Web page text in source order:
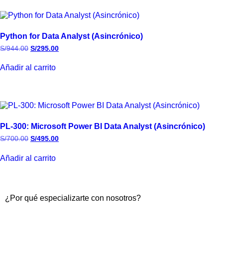
Python for Data Analyst (Asincrónico)
S/944.00 S/295.00
Añadir al carrito
PL-300: Microsoft Power BI Data Analyst (Asincrónico)
S/700.00 S/495.00
Añadir al carrito
¿Por qué especializarte con nosotros?